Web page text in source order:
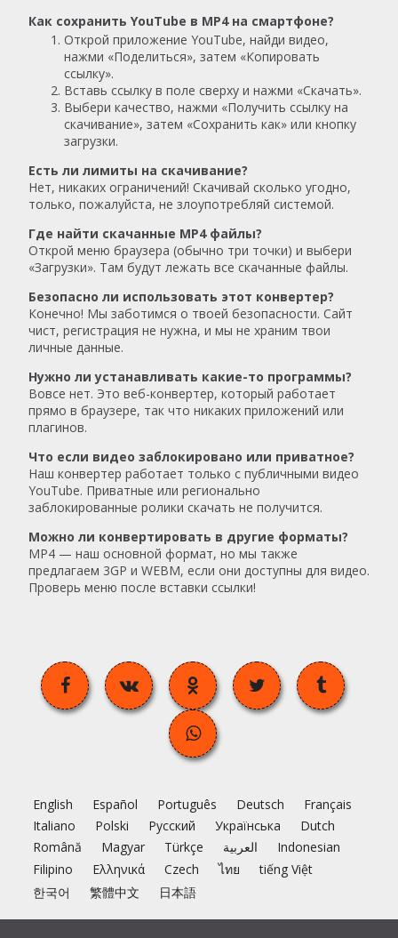
Как сохранить YouTube в MP4 на смартфоне?
Открой приложение YouTube, найди видео,
нажми «Поделиться», затем «Копировать
ссылку».
Вставь ссылку в поле сверху и нажми «Скачать».
Выбери качество, нажми «Получить ссылку на
скачивание», затем «Сохранить как» или кнопку
загрузки.
Есть ли лимиты на скачивание?
Нет, никаких ограничений! Скачивай сколько угодно,
только, пожалуйста, не злоупотребляй системой.
Где найти скачанные MP4 файлы?
Открой меню браузера (обычно три точки) и выбери
«Загрузки». Там будут лежать все скачанные файлы.
Безопасно ли использовать этот конвертер?
Конечно! Мы заботимся о твоей безопасности. Сайт
чист, регистрация не нужна, и мы не храним твои
личные данные.
Нужно ли устанавливать какие-то программы?
Вовсе нет. Это веб-конвертер, который работает
прямо в браузере, так что никаких приложений или
плагинов.
Что если видео заблокировано или приватное?
Наш конвертер работает только с публичными видео
YouTube. Приватные или регионально
заблокированные ролики скачать не получится.
Можно ли конвертировать в другие форматы?
MP4 — наш основной формат, но мы также
предлагаем 3GP и WEBM, если они доступны для видео.
Проверь меню после вставки ссылки!
English Español Português Deutsch
Français
Italiano
Polski Русский Українська
Dutch
Română
Magyar Türkçe العربية
Indonesian
Filipino
Ελληνικά Czech ไทย
tiếng Việt
한국어
繁體中文 日本語